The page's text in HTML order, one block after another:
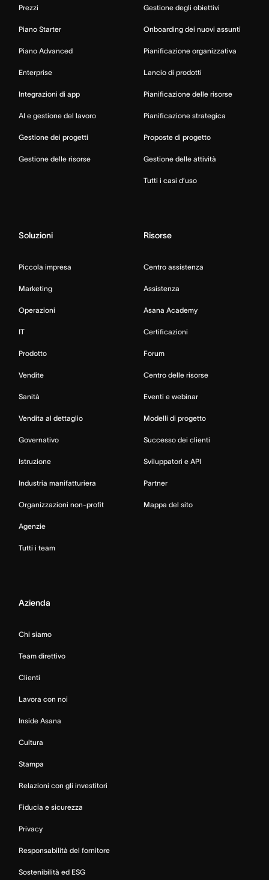
Prezzi
Piano Starter
Piano Advanced
Enterprise
Integrazioni di app
AI e gestione del lavoro
Gestione dei progetti
Gestione delle risorse
Gestione degli obiettivi
Onboarding dei nuovi assunti
Pianificazione organizzativa
Lancio di prodotti
Pianificazione delle risorse
Pianificazione strategica
Proposte di progetto
Gestione delle attività
Tutti i casi d’uso
Soluzioni
Piccola impresa
Marketing
Operazioni
IT
Prodotto
Vendite
Sanità
Vendita al dettaglio
Governativo
Istruzione
Industria manifatturiera
Organizzazioni non-profit
Agenzie
Tutti i team
Risorse
Centro assistenza
Assistenza
Asana Academy
Certificazioni
Forum
Centro delle risorse
Eventi e webinar
Modelli di progetto
Successo dei clienti
Sviluppatori e API
Partner
Mappa del sito
Azienda
Chi siamo
Team direttivo
Clienti
Lavora con noi
Inside Asana
Cultura
Stampa
Relazioni con gli investitori
Fiducia e sicurezza
Privacy
Responsabilità del fornitore
Sostenibilità ed ESG